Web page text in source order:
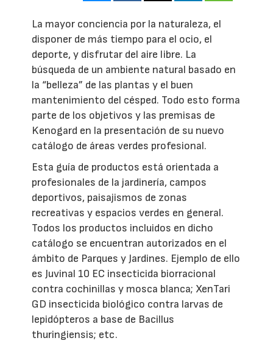
La mayor conciencia por la naturaleza, el
disponer de más tiempo para el ocio, el
deporte, y disfrutar del aire libre. La
búsqueda de un ambiente natural basado en
la “belleza” de las plantas y el buen
mantenimiento del césped. Todo esto forma
parte de los objetivos y las premisas de
Kenogard en la presentación de su nuevo
catálogo de áreas verdes profesional.
Esta guía de productos está orientada a
profesionales de la jardinería, campos
deportivos, paisajismos de zonas
recreativas y espacios verdes en general.
Todos los productos incluidos en dicho
catálogo se encuentran autorizados en el
ámbito de Parques y Jardines. Ejemplo de ello
es Juvinal 10 EC insecticida biorracional
contra cochinillas y mosca blanca; XenTari
GD insecticida biológico contra larvas de
lepidópteros a base de Bacillus
thuringiensis; etc.